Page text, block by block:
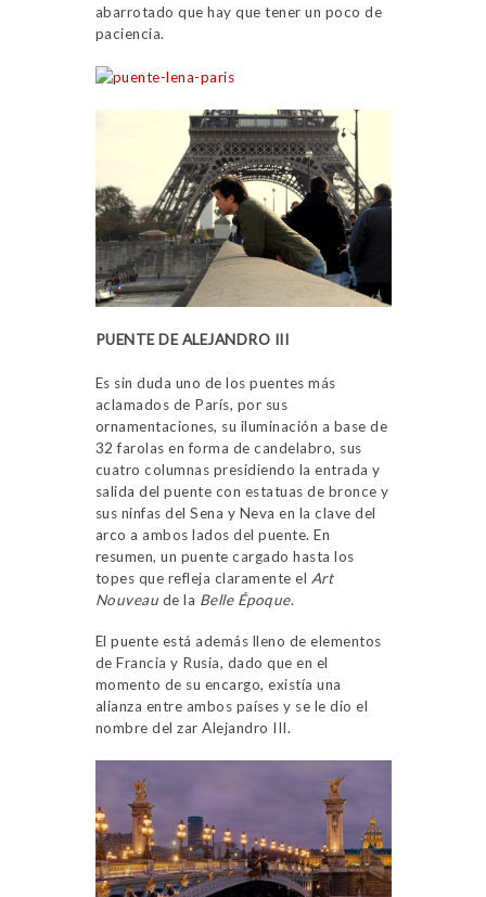
abarrotado que hay que tener un poco de
paciencia.
PUENTE DE ALEJANDRO III
Es sin duda uno de los puentes más
aclamados de París, por sus
ornamentaciones, su iluminación a base de
32 farolas en forma de candelabro, sus
cuatro columnas presidiendo la entrada y
salida del puente con estatuas de bronce y
sus ninfas del Sena y Neva en la clave del
arco a ambos lados del puente. En
resumen, un puente cargado hasta los
topes que refleja claramente el Art
Nouveau de la Belle Époque.
El puente está además lleno de elementos
de Francia y Rusia, dado que en el
momento de su encargo, existía una
alianza entre ambos países y se le dio el
nombre del zar Alejandro III.